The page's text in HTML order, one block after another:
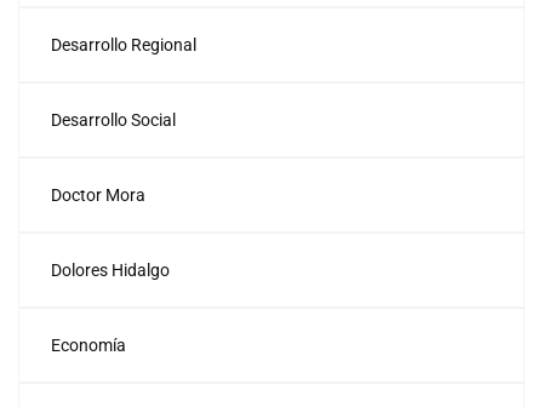
Desarrollo Regional
Desarrollo Social
Doctor Mora
Dolores Hidalgo
Economía